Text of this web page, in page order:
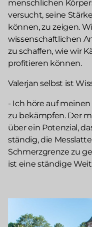
menschlichen
versucht, seine
können, zu zeigen.
wissenschaftlichen
zu schaffen, wie wir
profitieren können.
Valerjan selbst ist
- Ich höre auf
zu bekämpfen. Der
über ein Potenzial,
ständig, die
Schmerzgrenze zu
ist eine ständige